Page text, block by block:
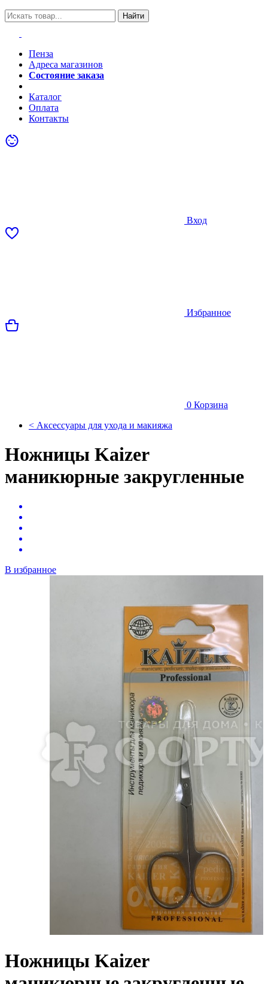
Найти
Пенза
Адреса магазинов
Состояние заказа
Каталог
Оплата
Контакты
Вход
Избранное
0 Корзина
< Аксессуары для ухода и макияжа
Ножницы Kaizer
маникюрные закругленные
В избранное
Ножницы Kaizer